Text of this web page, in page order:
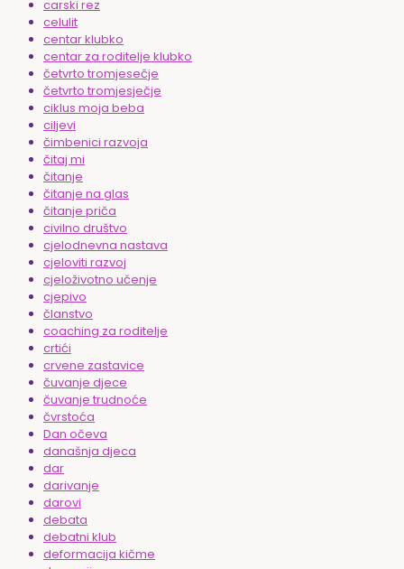
carski rez
celulit
centar klubko
centar za roditelje klubko
četvrto tromjesečje
četvrto tromjesječje
ciklus moja beba
ciljevi
čimbenici razvoja
čitaj mi
čitanje
čitanje na glas
čitanje priča
civilno društvo
cjelodnevna nastava
cjeloviti razvoj
cjeloživotno učenje
cjepivo
članstvo
coaching za roditelje
crtići
crvene zastavice
čuvanje djece
čuvanje trudnoće
čvrstoća
Dan očeva
današnja djeca
dar
darivanje
darovi
debata
debatni klub
deformacija kičme